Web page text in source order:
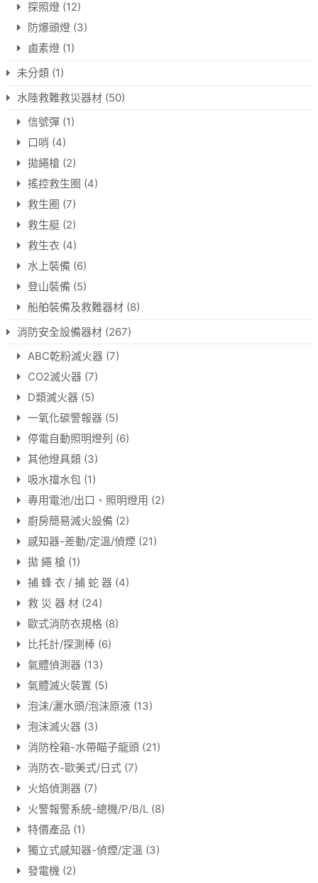
探照燈 (12)
防爆頭燈 (3)
鹵素燈 (1)
未分類 (1)
水陸救難救災器材 (50)
信號彈 (1)
口哨 (4)
拋繩槍 (2)
搖控救生圈 (4)
救生圈 (7)
救生艇 (2)
救生衣 (4)
水上裝備 (6)
登山裝備 (5)
船舶裝備及救難器材 (8)
消防安全設備器材 (267)
ABC乾粉滅火器 (7)
CO2滅火器 (7)
D類滅火器 (5)
一氧化碳警報器 (5)
停電自動照明燈列 (6)
其他燈具類 (3)
吸水擋水包 (1)
專用電池/出口、照明燈用 (2)
廚房簡易滅火設備 (2)
感知器-差動/定溫/偵煙 (21)
拋 繩 槍 (1)
捕 蜂 衣 / 捕 蛇 器 (4)
救 災 器 材 (24)
歐式消防衣規格 (8)
比托計/探測棒 (6)
氣體偵測器 (13)
氣體滅火裝置 (5)
泡沫/灑水頭/泡沫原液 (13)
泡沫滅火器 (3)
消防栓箱-水帶瞄子龍頭 (21)
消防衣-歐美式/日式 (7)
火焰偵測器 (7)
火警報警系統-總機/P/B/L (8)
特價產品 (1)
獨立式感知器-偵煙/定溫 (3)
發電機 (2)